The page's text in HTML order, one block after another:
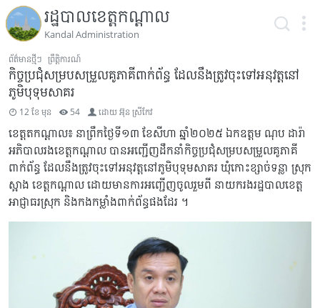
រដ្ឋបាលខេត្តកណ្តាល
Kandal Administration
ព័ត៌មានថ្មីៗ ព្រឹត្តិការណ៍
កិច្ចប្រជុំសម្របសម្រួលគូភាគីពាក់ព័ន្ធ ដែលនឹងត្រូវចុះទៅអនុវត្តនៅ
ភូមិបុទុមសាគរ
12 ខែ មុន 54 ដោយអ៊ុន ស្រីកែវ
ខេត្តតកណ្តាល៖ នាព្រឹកថ្ងៃទី១៣ ខែសីហា ឆ្នាំ២០២៥ ឯកឧត្តម ណុប ដារ៉ា
អភិបាលរងខេត្តកណ្តាល បានអញ្ជើញដឹកនាំកិច្ចប្រជុំសម្របសម្រួលគូភាគី
ពាក់ព័ន្ធ ដែលនឹងត្រូវចុះទៅអនុវត្តនៅភូមិបុទុមសាគរ ឃុំកោះខ្សាច់ទន្លា ស្រុក
ស្អាង ខេត្តកណ្តាល ដោយមានការអញ្ជើញចូលរួមពី នាយករងរដ្ឋបាលខេត្ត
អាជ្ញាធរស្រុក និងកងកម្លាំងពាក់ព័ន្ធផងដែរ ។